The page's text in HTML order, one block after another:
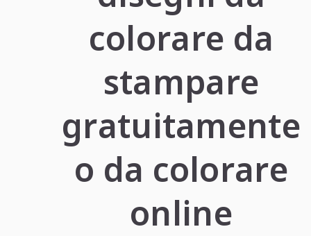
colorare da
stampare
gratuitamente
o da colorare
online